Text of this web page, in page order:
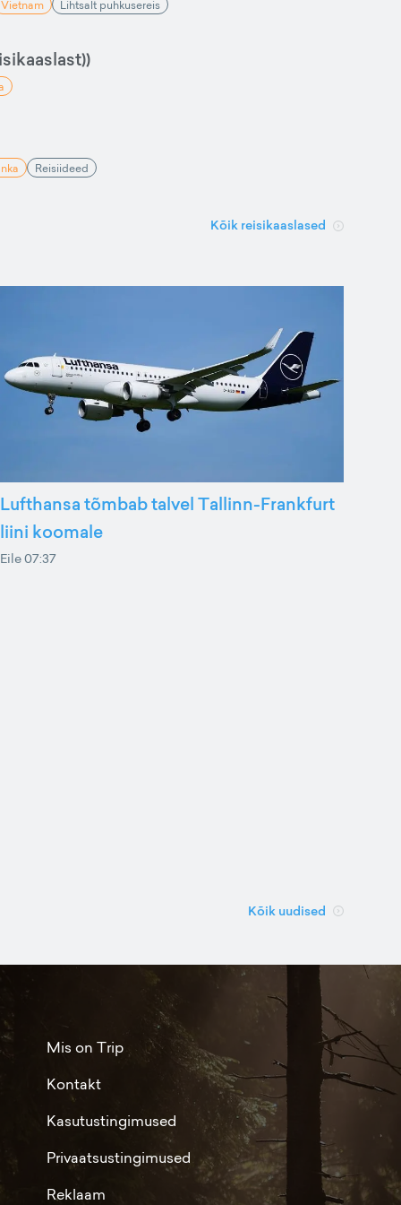
Vietnam Lihtsalt puhkusereis
Reisiideed
Kõik reisikaaslased
Lufthansa tõmbab talvel Tallinn-Frankfurt
liini koomale
Eile 07:37
Kõik uudised
Mis on Trip
Kontakt
Kasutustingimused
Privaatsustingimused
Reklaam